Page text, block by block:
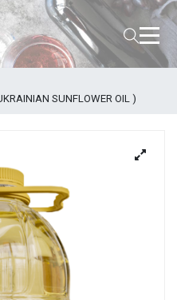
SUNFLOWER OIL )